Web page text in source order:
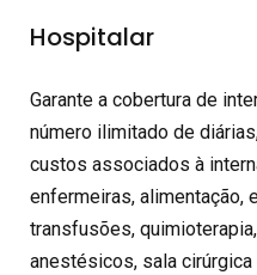
Hospitalar
Garante a cobertura de
número ilimitado de
custos associados à
enfermeiras, alimentação,
transfusões,
anestésicos, sala